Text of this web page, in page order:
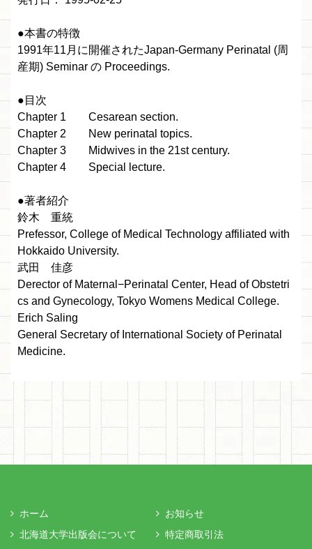
●本書の特徴
1991年11月に開催されたJapan-Germany Perinatal (周
産期) Seminar の Proceedings.
●目次
Chapter 1 Cesarean section.
Chapter 2 New perinatal topics.
Chapter 3 Midwives in the 21st century.
Chapter 4 Special lecture.
●著者紹介
鈴木 重統
Prefessor, College of Medical Technology affiliated with
Hokkaido University.
武田 佳彦
Derector of Maternal−Perinatal Center, Head of Obstetri
cs and Gynecology, Tokyo Womens Medical College.
Erich Saling
General Secretary of International Society of Perinatal
Medicine.
ホーム
お知らせ
北海道大学出版会について
特定商取引法